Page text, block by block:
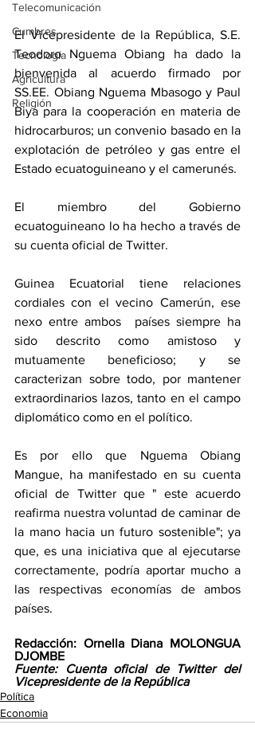
Telecomunicación
Cumbres
Tecnología
Agricultura
Religión
El Vicepresidente de la República, S.E.
Teodoro Nguema Obiang ha dado la
bienvenida al acuerdo firmado por
SS.EE. Obiang Nguema Mbasogo y Paul
Biya para la cooperación en materia de
hidrocarburos; un convenio basado en la
explotación de petróleo y gas entre el
Estado ecuatoguineano y el camerunés.
El miembro del Gobierno
ecuatoguineano lo ha hecho a través de
su cuenta oficial de Twitter.
Guinea Ecuatorial tiene relaciones
cordiales con el vecino Camerún, ese
nexo entre ambos  países siempre ha
sido descrito como amistoso y
mutuamente beneficioso; y se
caracterizan sobre todo, por mantener
extraordinarios lazos, tanto en el campo
diplomático como en el político.
Es por ello que Nguema Obiang
Mangue, ha manifestado en su cuenta
oficial de Twitter que " este acuerdo
reafirma nuestra voluntad de caminar de
la mano hacia un futuro sostenible"; ya
que, es una iniciativa que al ejecutarse
correctamente, podría aportar mucho a
las respectivas economías de ambos
países.
Redacción: Ornella Diana MOLONGUA
DJOMBE
Fuente: Cuenta oficial de Twitter del
Vicepresidente de la República
Política
Economia